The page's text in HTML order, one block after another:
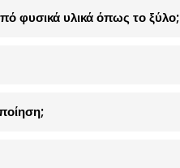
φυσικά υλικά όπως το ξύλο;